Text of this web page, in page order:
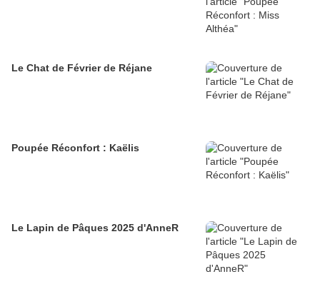
Le Chat de Février de Réjane
Poupée Réconfort : Kaëlis
Le Lapin de Pâques 2025 d'AnneR